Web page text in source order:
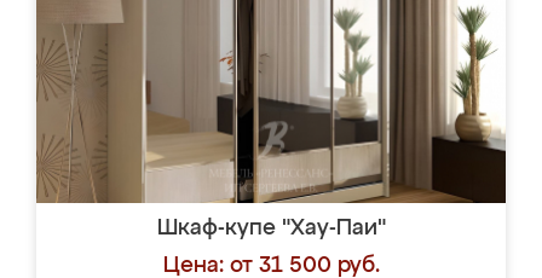
Шкаф-купе "Хау-Паи"
Цена: от 31 500 руб.